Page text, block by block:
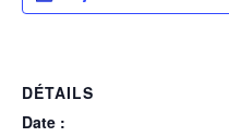
DÉTAILS
Date :